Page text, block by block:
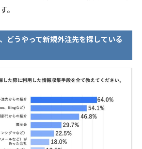
。
どうやって新規外注先を探している